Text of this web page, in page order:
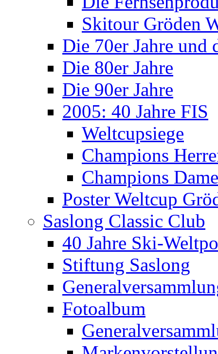
Skitour Gröden
Die 70er Jahre und
Die 80er Jahre
Die 90er Jahre
2005: 40 Jahre FIS
Weltcupsiege
Champions
Champions
Poster Weltcup
Saslong Classic Club
40 Jahre Ski-
Stiftung Saslong
Fotoalbum